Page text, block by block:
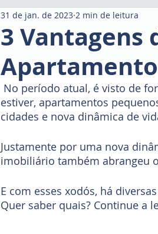
3 Vantagens
31 de jan. de 2023 2 min de leitura
estiver, apartamentos
cidades e nova dinâmica de
Justamente por uma nova
imobiliário também abrangeu
E com esses xodós, há
Quer saber quais? Continue a